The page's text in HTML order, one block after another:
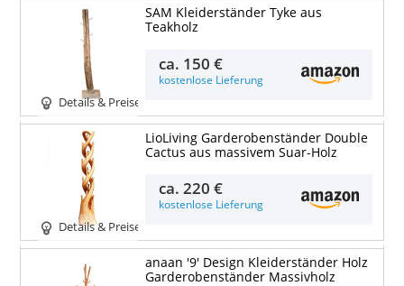
Details & Preise
SAM Kleiderständer Tyke aus
Teakholz
ca. 150 €
kostenlose Lieferung
Details & Preise
LioLiving Garderobenständer Double
Cactus aus massivem Suar-Holz
ca.220 €
kostenlose Lieferung
anaan '9' Design Kleiderständer Holz
Garderobenständer Massivholz